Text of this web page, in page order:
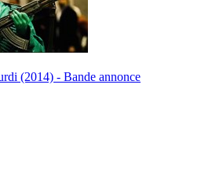
(2014) - Bande annonce